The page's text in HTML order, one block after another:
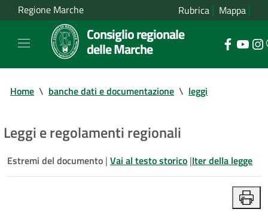
Regione Marche Rubrica Mappa
Consiglio regionale
delle Marche
Home \ banche dati e documentazione \ leggi
Leggi e regolamenti regionali
Estremi del documento | Vai al testo storico |Iter della legge